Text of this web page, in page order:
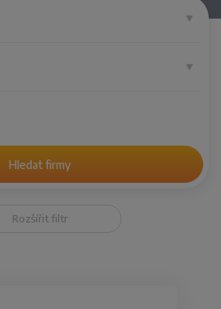
Hledat firmy
Rozšířit filtr